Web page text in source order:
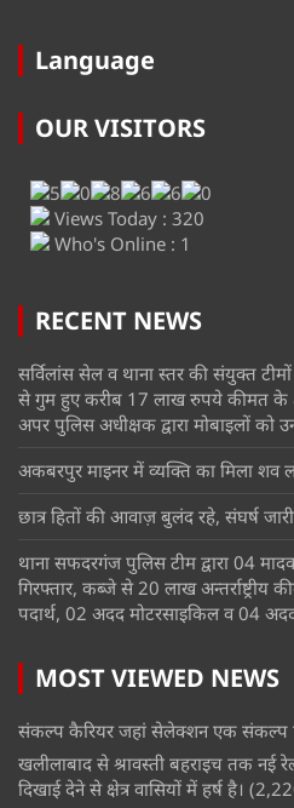
Language
OUR VISITORS
Views Today : 320
Who's Online : 1
RECENT NEWS
सर्विलांस सेल व थाना स्तर की संयुक्त
से गुम हुए करीब 17 लाख रुपये कीमत के
अपर पुलिस अधीक्षक द्वारा मोबाइलों को
अकबरपुर माइनर में व्यक्ति का मिला शव
छात्र हितों की आवाज़ बुलंद रहे, संघर्ष
थाना सफदरगंज पुलिस टीम द्वारा 04
गिरफ्तार, कब्जे से 20 लाख अन्तर्राष्ट्रीय
पदार्थ, 02 अदद मोटरसाइकिल व 04
MOST VIEWED NEWS
संकल्प कैरियर जहां सेलेक्शन एक संकल्प
खलीलाबाद से श्रावस्ती बहराइच तक नई
दिखाई देने से क्षेत्र वासियों में हर्ष है।